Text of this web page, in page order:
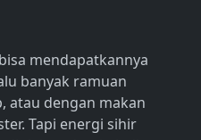
mendapatkannya
banyak ramuan
atau dengan makan
Tapi energi sihir